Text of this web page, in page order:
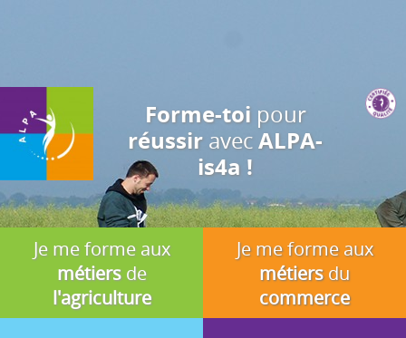
Forme-toipour
réussir avecALPA-
is4a !
Je me forme aux
métiersde
l'agriculture
Je me forme aux
métiersdu
commerce